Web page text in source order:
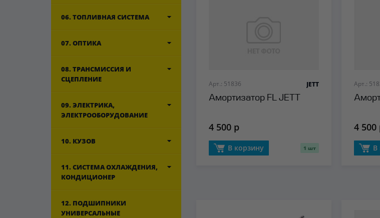
06. ТОПЛИВНАЯ СИСТЕМА
07. ОПТИКА
08. ТРАНСМИССИЯ И
СЦЕПЛЕНИЕ
09. ЭЛЕКТРИКА,
ЭЛЕКТРООБОРУДОВАНИЕ
10. КУЗОВ
11. СИСТЕМА ОХЛАЖДЕНИЯ,
КОНДИЦИОНЕР
12. ПОДШИПНИКИ
УНИВЕРСАЛЬНЫЕ
Арт.: 51836
Амортизатор FL JETT
JETT
4 500 р
В корзину 1 шт
Арт.:
4 500
В